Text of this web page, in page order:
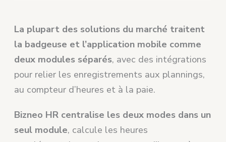
La plupart des solutions du marché traitent
la badgeuse et l’application mobile comme
deux modules séparés, avec des intégrations
pour relier les enregistrements aux plannings,
au compteur d’heures et à la paie.
Bizneo HR centralise les deux modes dans un
seul module, calcule les heures